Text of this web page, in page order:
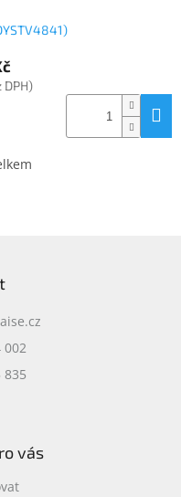
DPH)
002
835
vás